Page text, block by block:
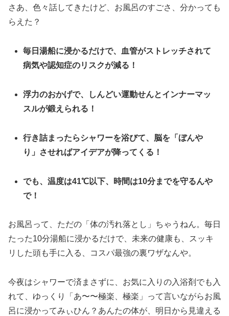
さあ、色々話してきたけど、お風呂のすごさ、分かっても
らえた？
毎日湯船に浸かるだけで、血管がストレッチされて
病気や認知症のリスクが減る！
浮力のおかげで、しんどい運動せんとインナーマッ
スルが鍛えられる！
行き詰まったらシャワーを浴びて、脳を「ぼんや
り」させればアイデアが降ってくる！
でも、温度は41℃以下、時間は10分までを守るんや
で！
お風呂って、ただの「体の汚れ落とし」ちゃうねん。毎日
たった10分湯船に浸かるだけで、未来の健康も、スッキ
リした頭も手に入る、コスパ最強の裏ワザなんや。
今夜はシャワーで済まさずに、お気に入りの入浴剤でも入
れて、ゆっくり「あ〜〜極楽、極楽」って言いながらお風
呂に浸かってみぃひん？あんたの体が、明日から見違える